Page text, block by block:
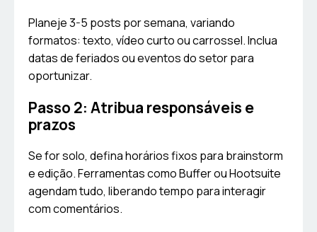
Planeje 3-5 posts por semana, variando
formatos: texto, vídeo curto ou carrossel. Inclua
datas de feriados ou eventos do setor para
oportunizar.
Passo 2: Atribua responsáveis e
prazos
Se for solo, defina horários fixos para brainstorm
e edição. Ferramentas como Buffer ou Hootsuite
agendam tudo, liberando tempo para interagir
com comentários.